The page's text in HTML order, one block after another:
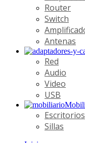
Router
Switch
Antenas
Red
Audio
Video
USB
Escritorios
Sillas